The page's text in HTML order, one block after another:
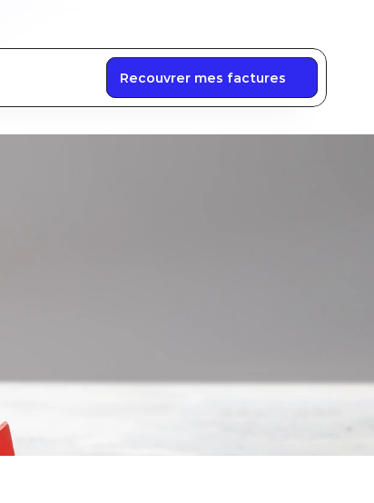
Recouvrer mes factures